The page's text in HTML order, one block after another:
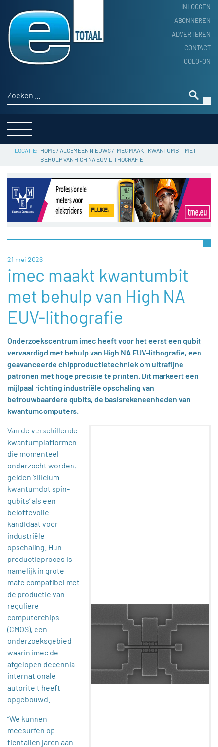
INLOGGEN
ABONNEREN
ADVERTEREN
CONTACT
COLOFON
Zoeken naar:
HOME
PRODUCTNIEUWS
ACHTERGROND
THEMA’S
SERVICE
HOME/ ALGEMEEN NIEUWS/ IMEC MAAKT KWANTUMBIT MET
BEHULP VAN HIGH NA EUV-LITHOGRAFIE
21 mei 2026
imec maakt kwantumbit
met behulp van High NA
EUV-lithografie
Onderzoekscentrum imec heeft voor het eerst een qubit
vervaardigd met behulp van High NA EUV-lithografie, een
geavanceerde chipproductietechniek om ultrafijne
patronen met hoge precisie te printen. Dit markeert een
mijlpaal richting industriële opschaling van
betrouwbaardere qubits, de basisrekeneenheden van
kwantumcomputers.
Van de verschillende
kwantumplatformen
die momenteel
onderzocht worden,
gelden ‘silicium
kwantumdot spin-
qubits’ als een
beloftevolle
kandidaat voor
industriële
opschaling. Hun
productieproces is
namelijk in grote
mate compatibel met
de productie van
reguliere
computerchips
(CMOS), een
onderzoeksgebied
waarin imec de
afgelopen decennia
internationale
autoriteit heeft
opgebouwd.
“We kunnen
meesurfen op
tientallen jaren aan